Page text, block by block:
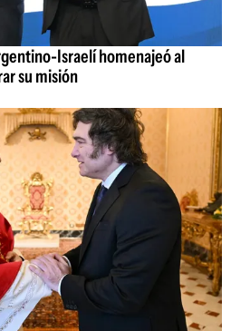
Israelí homenajeó al
su misión